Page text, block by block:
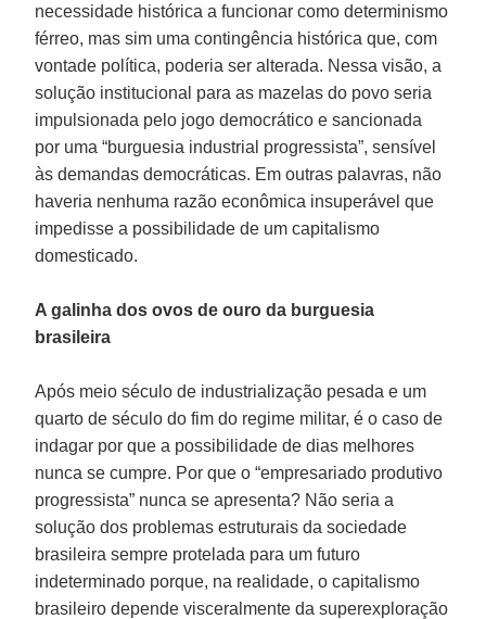
necessidade histórica a funcionar como determinismo
férreo, mas sim uma contingência histórica que, com
vontade política, poderia ser alterada. Nessa visão, a
solução institucional para as mazelas do povo seria
impulsionada pelo jogo democrático e sancionada
por uma “burguesia industrial progressista”, sensível
às demandas democráticas. Em outras palavras, não
haveria nenhuma razão econômica insuperável que
impedisse a possibilidade de um capitalismo
domesticado.
A galinha dos ovos de ouro da burguesia
brasileira
Após meio século de industrialização pesada e um
quarto de século do fim do regime militar, é o caso de
indagar por que a possibilidade de dias melhores
nunca se cumpre. Por que o “empresariado produtivo
progressista” nunca se apresenta? Não seria a
solução dos problemas estruturais da sociedade
brasileira sempre protelada para um futuro
indeterminado porque, na realidade, o capitalismo
brasileiro depende visceralmente da superexploração